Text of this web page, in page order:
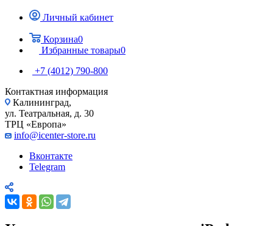
Личный кабинет
Корзина0
Избранные товары0
+7 (4012) 790-800
Контактная информация
Калининград,
ул. Театральная, д. 30
ТРЦ «Европа»
info@icenter-store.ru
Вконтакте
Telegram